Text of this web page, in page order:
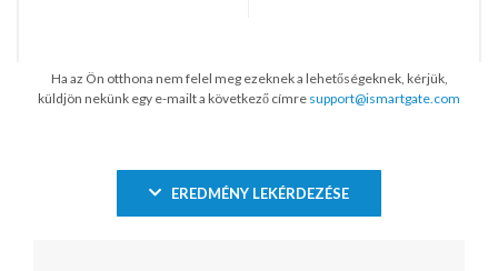
Ha az Ön otthona nem felel meg ezeknek a lehetőségeknek, kérjük,
küldjön nekünk egy e-mailt a következő címre support@ismartgate.com
EREDMÉNY LEKÉRDEZÉSE